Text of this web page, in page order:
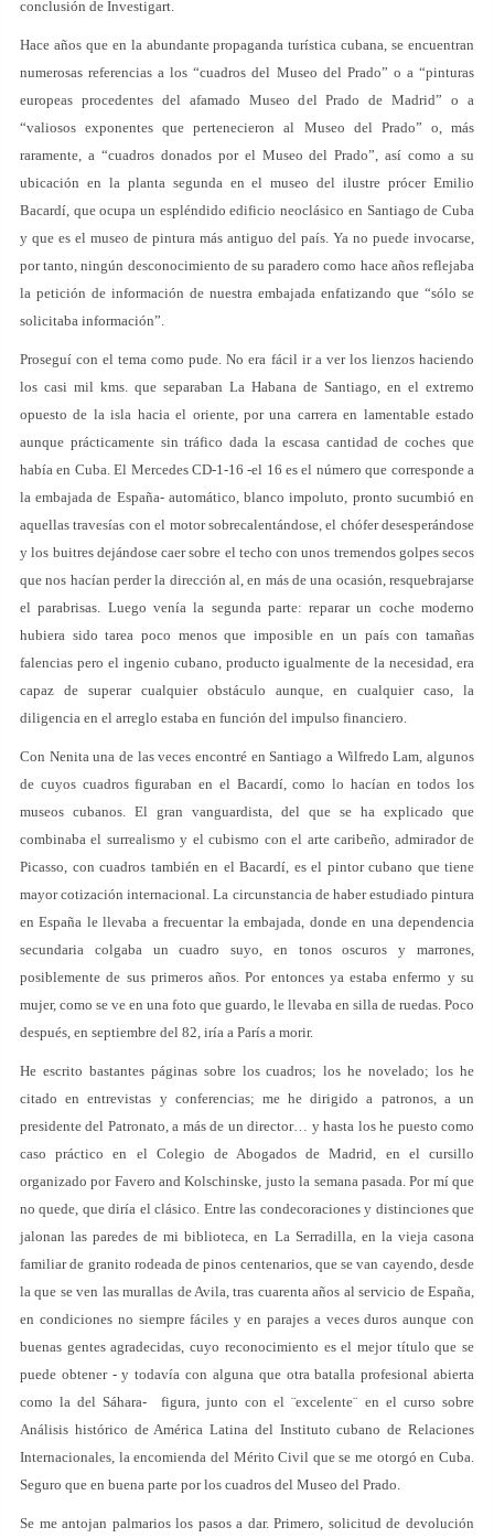
conclusión de Investigart.
Hace años que en la abundante propaganda turística cubana, se encuentran
numerosas referencias a los “cuadros del Museo del Prado” o a “pinturas
europeas procedentes del afamado Museo del Prado de Madrid” o a
“valiosos exponentes que pertenecieron al Museo del Prado” o, más
raramente, a “cuadros donados por el Museo del Prado”, así como a su
ubicación en la planta segunda en el museo del ilustre prócer Emilio
Bacardí, que ocupa un espléndido edificio neoclásico en Santiago de Cuba
y que es el museo de pintura más antiguo del país. Ya no puede invocarse,
por tanto, ningún desconocimiento de su paradero como hace años reflejaba
la petición de información de nuestra embajada enfatizando que “sólo se
solicitaba información”.
Proseguí con el tema como pude. No era fácil ir a ver los lienzos haciendo
los casi mil kms. que separaban La Habana de Santiago, en el extremo
opuesto de la isla hacia el oriente, por una carrera en lamentable estado
aunque prácticamente sin tráfico dada la escasa cantidad de coches que
había en Cuba. El Mercedes CD-1-16 -el 16 es el número que corresponde a
la embajada de España- automático, blanco impoluto, pronto sucumbió en
aquellas travesías con el motor sobrecalentándose, el chófer desesperándose
y los buitres dejándose caer sobre el techo con unos tremendos golpes secos
que nos hacían perder la dirección al, en más de una ocasión, resquebrajarse
el parabrisas. Luego venía la segunda parte: reparar un coche moderno
hubiera sido tarea poco menos que imposible en un país con tamañas
falencias pero el ingenio cubano, producto igualmente de la necesidad, era
capaz de superar cualquier obstáculo aunque, en cualquier caso, la
diligencia en el arreglo estaba en función del impulso financiero.
Con Nenita una de las veces encontré en Santiago a Wilfredo Lam, algunos
de cuyos cuadros figuraban en el Bacardí, como lo hacían en todos los
museos cubanos. El gran vanguardista, del que se ha explicado que
combinaba el surrealismo y el cubismo con el arte caribeño, admirador de
Picasso, con cuadros también en el Bacardí, es el pintor cubano que tiene
mayor cotización internacional. La circunstancia de haber estudiado pintura
en España le llevaba a frecuentar la embajada, donde en una dependencia
secundaria colgaba un cuadro suyo, en tonos oscuros y marrones,
posiblemente de sus primeros años. Por entonces ya estaba enfermo y su
mujer, como se ve en una foto que guardo, le llevaba en silla de ruedas. Poco
después, en septiembre del 82, iría a París a morir.
He escrito bastantes páginas sobre los cuadros; los he novelado; los he
citado en entrevistas y conferencias; me he dirigido a patronos, a un
presidente del Patronato, a más de un director… y hasta los he puesto como
caso práctico en el Colegio de Abogados de Madrid, en el cursillo
organizado por Favero and Kolschinske, justo la semana pasada. Por mí que
no quede, que diría el clásico. Entre las condecoraciones y distinciones que
jalonan las paredes de mi biblioteca, en La Serradilla, en la vieja casona
familiar de granito rodeada de pinos centenarios, que se van cayendo, desde
la que se ven las murallas de Avila, tras cuarenta años al servicio de España,
en condiciones no siempre fáciles y en parajes a veces duros aunque con
buenas gentes agradecidas, cuyo reconocimiento es el mejor título que se
puede obtener - y todavía con alguna que otra batalla profesional abierta
como la del Sáhara- figura, junto con el ¨excelente¨ en el curso sobre
Análisis histórico de América Latina del Instituto cubano de Relaciones
Internacionales, la encomienda del Mérito Civil que se me otorgó en Cuba.
Seguro que en buena parte por los cuadros del Museo del Prado.
Se me antojan palmarios los pasos a dar. Primero, solicitud de devolución